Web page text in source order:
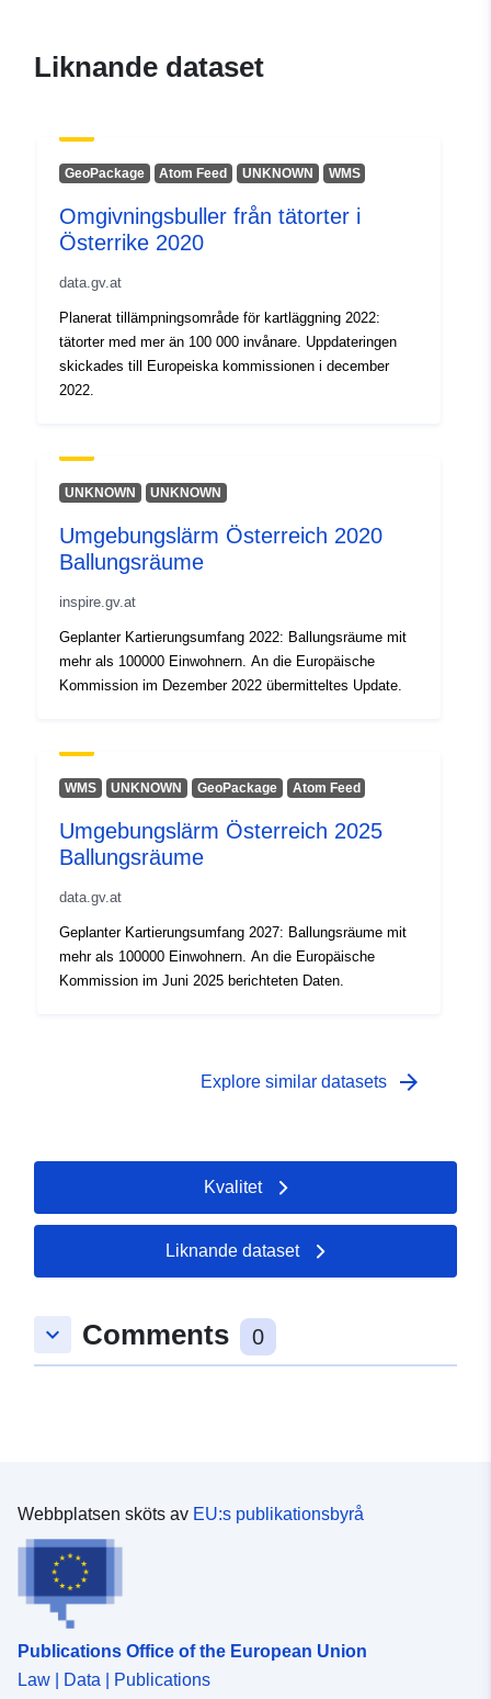
Liknande dataset
GeoPackage Atom Feed UNKNOWN WMS
Omgivningsbuller från tätorter i
Österrike 2020
data.gv.at
Planerat tillämpningsområde för kartläggning 2022:
tätorter med mer än 100 000 invånare. Uppdateringen
skickades till Europeiska kommissionen i december
2022.
UNKNOWN UNKNOWN
Umgebungslärm Österreich 2020
Ballungsräume
inspire.gv.at
Geplanter Kartierungsumfang 2022: Ballungsräume mit
mehr als 100000 Einwohnern. An die Europäische
Kommission im Dezember 2022 übermitteltes Update.
WMS UNKNOWN GeoPackage Atom Feed
Umgebungslärm Österreich 2025
Ballungsräume
data.gv.at
Geplanter Kartierungsumfang 2027: Ballungsräume mit
mehr als 100000 Einwohnern. An die Europäische
Kommission im Juni 2025 berichteten Daten.
Explore similar datasets arrow_forward
Kvalitet
Liknande dataset
keyboard_arrow_down Comments 0
Webbplatsen sköts av EU:s publikationsbyrå
Publications Office of the European Union
Law | Data | Publications